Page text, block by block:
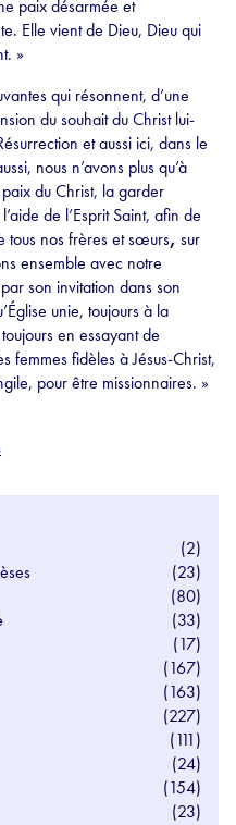
paix désarmée et
Elle vient de Dieu, Dieu qui
»
qui résonnent, d’une
du souhait du Christ lui-
et aussi ici, dans le
nous n’avons plus qu’à
du Christ, la garder
de l’Esprit Saint, afin de
tous nos frères et sœurs, sur
ensemble avec notre
son invitation dans son
unie, toujours à la
en essayant de
femmes fidèles à Jésus-Christ,
pour être missionnaires. »
(2)
(23)
(80)
(33)
(17)
(167)
(163)
(227)
(111)
(24)
(154)
(23)